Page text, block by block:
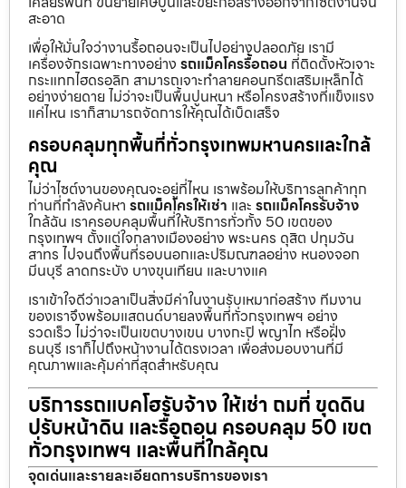
สะอาด
เพื่อให้มั่นใจว่างานรื้อถอนจะเป็นไปอย่างปลอดภัย เรามี
เครื่องจักรเฉพาะทางอย่าง รถแม็คโครรื้อถอน ที่ติดตั้งหัวเจาะ
กระแทกไฮดรอลิก สามารถเจาะทำลายคอนกรีตเสริมเหล็กได้
อย่างง่ายดาย ไม่ว่าจะเป็นพื้นปูนหนา หรือโครงสร้างที่แข็งแรง
แค่ไหน เราก็สามารถจัดการให้คุณได้เบ็ดเสร็จ
ครอบคลุมทุกพื้นที่ทั่วกรุงเทพมหานครและใกล้
คุณ
ไม่ว่าไซต์งานของคุณจะอยู่ที่ไหน เราพร้อมให้บริการลูกค้าทุก
ท่านที่กำลังค้นหา รถแม็คโครให้เช่า และ รถแม็คโครรับจ้าง
ใกล้ฉัน เราครอบคลุมพื้นที่ให้บริการทั่วทั้ง 50 เขตของ
กรุงเทพฯ ตั้งแต่ใจกลางเมืองอย่าง พระนคร ดุสิต ปทุมวัน
สาทร ไปจนถึงพื้นที่รอบนอกและปริมณฑลอย่าง หนองจอก
มีนบุรี ลาดกระบัง บางขุนเทียน และบางแค
เราเข้าใจดีว่าเวลาเป็นสิ่งมีค่าในงานรับเหมาก่อสร้าง ทีมงาน
ของเราจึงพร้อมแสตนด์บายลงพื้นที่ทั่วกรุงเทพฯ อย่าง
รวดเร็ว ไม่ว่าจะเป็นเขตบางเขน บางกะปิ พญาไท หรือฝั่ง
ธนบุรี เราก็ไปถึงหน้างานได้ตรงเวลา เพื่อส่งมอบงานที่มี
คุณภาพและคุ้มค่าที่สุดสำหรับคุณ
บริการรถแบคโฮรับจ้าง ให้เช่า ถมที่ ขุดดิน
ปรับหน้าดิน และรื้อถอน ครอบคลุม 50 เขต
ทั่วกรุงเทพฯ และพื้นที่ใกล้คุณ
จุดเด่นและรายละเอียดการบริการของเรา